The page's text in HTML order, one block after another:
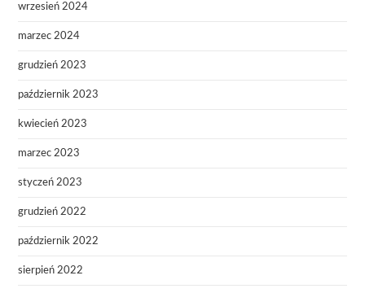
wrzesień 2024
marzec 2024
grudzień 2023
październik 2023
kwiecień 2023
marzec 2023
styczeń 2023
grudzień 2022
październik 2022
sierpień 2022